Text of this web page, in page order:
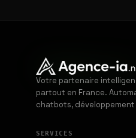
Votre partenaire
partout en France.
chatbots, développement
SERVICES